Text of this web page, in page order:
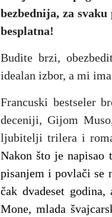
bezbednija, za
besplatna!
Budite brzi,
idealan izbor, a mi
Francuski bestseler
deceniji, Gijom
ljubitelji trilera i
Nakon što je napisao
pisanjem i povlači se
čak dvadeset
Mone, mlada